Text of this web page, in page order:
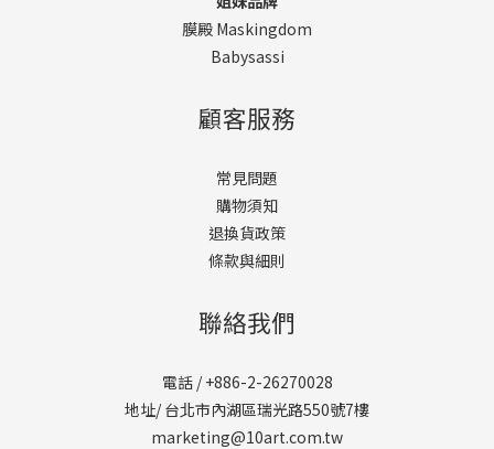
膜殿 Maskingdom
Babysassi
顧客服務
常見問題
購物須知
退換貨政策
條款與細則
聯絡我們
電話 / +886-2-26270028
地址/ 台北市內湖區瑞光路550號7樓
marketing@10art.com.tw